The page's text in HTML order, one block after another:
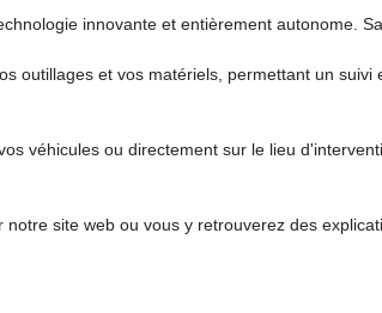
innovante et entièrement autonome.
outillages et vos matériels, permettant un suivi
véhicules ou directement sur le lieu
site web ou vous y retrouverez des